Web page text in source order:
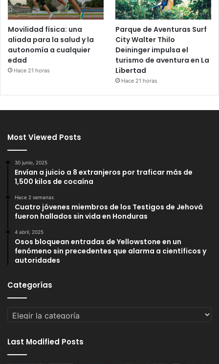
Movilidad física: una
aliada para la salud y la
autonomía a cualquier
edad
Hace 21 horas
Parque de Aventuras Surf
City Walter Thilo
Deininger impulsa el
turismo de aventura en La
Libertad
Hace 21 horas
Most Viewed Posts
30 junio, 2025
Envían a juicio a 8 extranjeros por traficar más de
1,500 kilos de cocaína
Hace 2 semanas
Cuatro jóvenes miembros de los Testigos de Jehová
fueron hallados sin vida en Honduras
4 abril, 2025
Osos bloquean entradas de Yellowstone en un
fenómeno sin precedentes que alarma a científicos y
autoridades
Categorías
Categorías
Last Modified Posts